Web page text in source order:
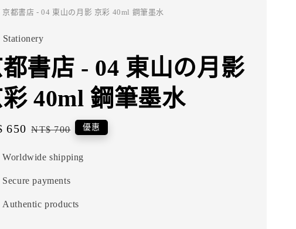
京都書店 - 04 東山の月影 京彩 40ml 鋼筆墨水
書店 - 04 東山の月影
40ml 鋼筆墨水
650 Regular
NT$ 700 優惠
Worldwide shipping
Secure payments
Authentic products